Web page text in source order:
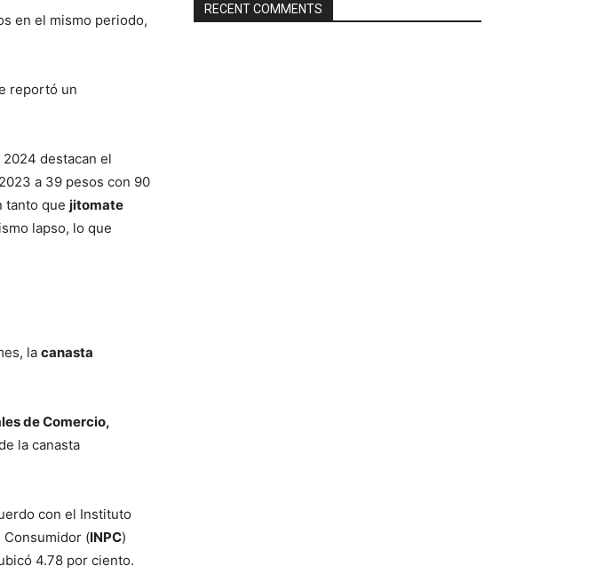
en el mismo periodo,
reportó un
destacan el
a 39 pesos con 90
tanto que jitomate
lapso, lo que
la canasta
de Comercio,
la canasta
con el Instituto
Consumidor (INPC)
4.78 por ciento.
RECENT COMMENTS